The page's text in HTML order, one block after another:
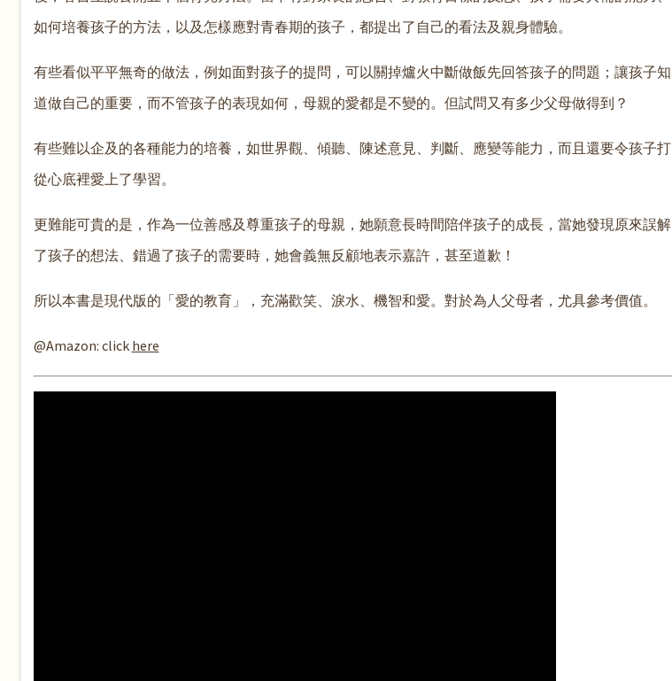
如何培養孩子的方法，以及怎樣應對青春期的孩子，都提出了自己的看法及親身體驗。
有些看似平平無奇的做法，例如面對孩子的提問，可以關掉爐火中斷做飯先回答孩子的問題；讓孩子知
道做自己的重要，而不管孩子的表現如何，母親的愛都是不變的。但試問又有多少父母做得到？
有些難以企及的各種能力的培養，如世界觀、傾聽、陳述意見、判斷、應變等能力，而且還要令孩子打
從心底裡愛上了學習。
更難能可貴的是，作為一位善感及尊重孩子的母親，她願意長時間陪伴孩子的成長，當她發現原來誤解
了孩子的想法、錯過了孩子的需要時，她會義無反顧地表示嘉許，甚至道歉！
所以本書是現代版的「愛的教育」，充滿歡笑、淚水、機智和愛。對於為人父母者，尤具參考價值。
@Amazon: click here